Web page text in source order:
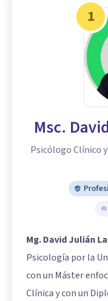
1
Msc.
Psicólogo Clínico y
Mg. David Julián
Psicología por la
con un Máster
Clínica y con un